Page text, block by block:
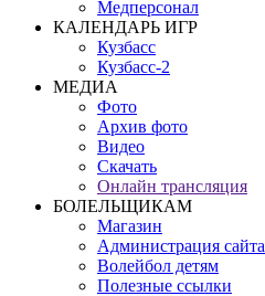
Медперсонал
КАЛЕНДАРЬ ИГР
Кузбасс
Кузбасс-2
МЕДИА
Фото
Архив фото
Видео
Скачать
Онлайн трансляция
БОЛЕЛЬЩИКАМ
Магазин
Администрация сайта
Волейбол детям
Полезные ссылки